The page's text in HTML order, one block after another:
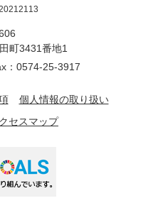
町3431番地1
：0574-25-3917
個人情報の取り扱い
セスマップ